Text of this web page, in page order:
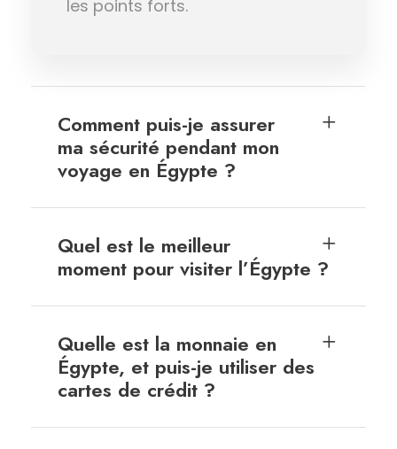
les points forts.
Comment puis-je assurer
ma sécurité pendant mon
voyage en Égypte ?
Quel est le meilleur
moment pour visiter l’Égypte ?
Quelle est la monnaie en
Égypte, et puis-je utiliser des
cartes de crédit ?